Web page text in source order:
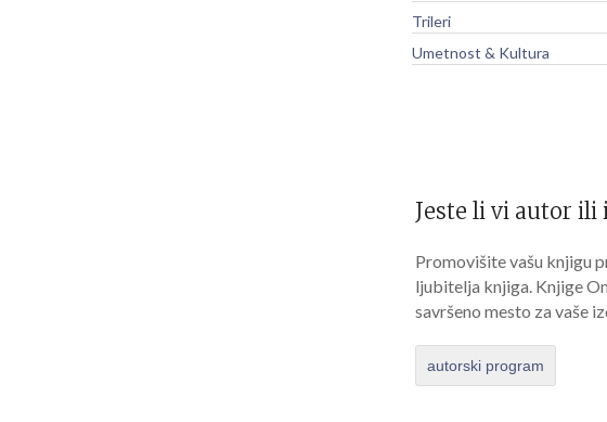
Trileri
Umetnost & Kultura
Jeste li vi autor ili
Promovišite vašu knjigu
ljubitelja knjiga. Knjige
savršeno mesto za vaše
autorski program